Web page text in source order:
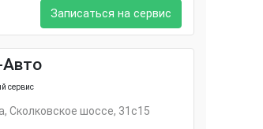
Записаться на сервис
сервис
Сколковское шоссе, 31с15